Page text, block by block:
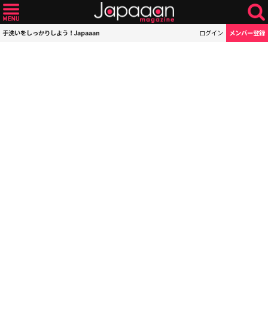
手洗いをしっかりしよう！Japaaan ログイン メンバー登録